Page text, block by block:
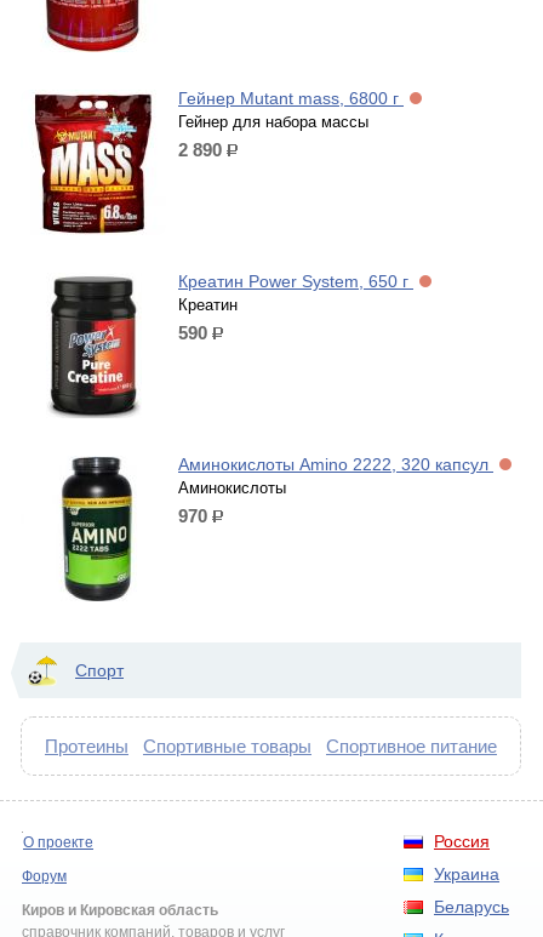
Гейнер Mutant mass, 6800 г
Гейнер для набора массы
2 890 р.
Креатин Power System, 650 г
Креатин
590 р.
Аминокислоты Amino 2222, 320 капсул
Аминокислоты
970 р.
Спорт
Протеины Спортивные товары Спортивное питание
Россия
Украина
Беларусь
О проекте
Форум
Киров и Кировская область
справочник компаний, товаров и услуг